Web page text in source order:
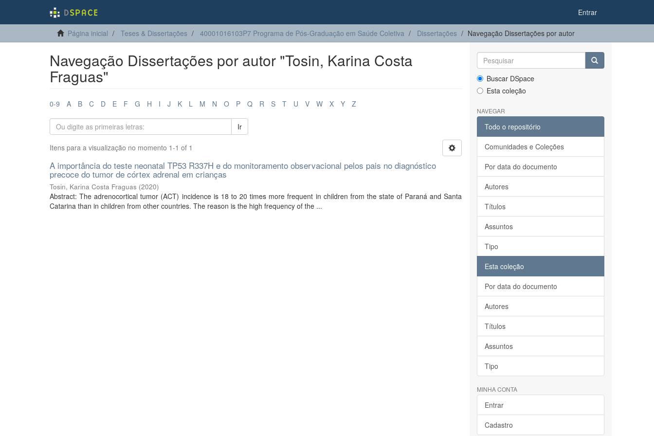
Entrar
Página inicial Teses & Dissertações 40001016103P7 Programa de Pós-Graduação em Saúde Coletiva Dissertações Navegação Dissertações por autor
Navegação Dissertações por autor "Tosin, Karina Costa
Fraguas"
0-9 A B C D E F G H I J K L M N O P Q R S T U V W X Y Z
Ir
Itens para a visualização no momento 1-1 of 1
A importância do teste neonatal TP53 R337H e do monitoramento observacional pelos pais no diagnóstico
precoce do tumor de córtex adrenal em crianças
Tosin, Karina Costa Fraguas (2020)
Abstract: The adrenocortical tumor (ACT) incidence is 18 to 20 times more frequent in children from the state of Paraná and Santa
Catarina than in children from other countries. The reason is the high frequency of the ...
Buscar DSpace
Esta coleção
NAVEGAR
Todo o repositório
Comunidades e Coleções
Por data do documento
Autores
Títulos
Assuntos
Tipo
Esta coleção
Por data do documento
Autores
Títulos
Assuntos
Tipo
MINHA CONTA
Entrar
Cadastro